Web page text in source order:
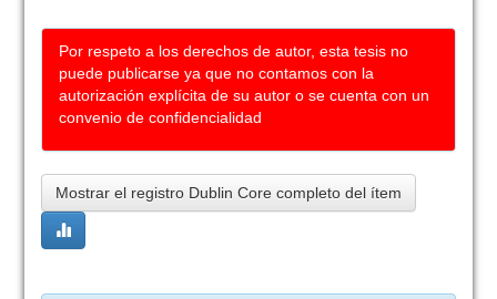
Por respeto a los derechos de autor, esta tesis no
puede publicarse ya que no contamos con la
autorización explícita de su autor o se cuenta con un
convenio de confidencialidad
Mostrar el registro Dublin Core completo del ítem